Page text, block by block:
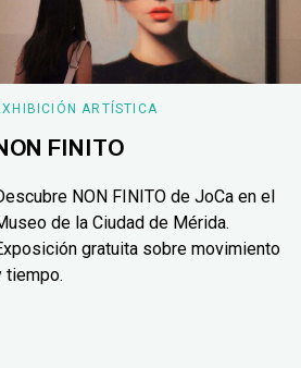
ARTÍSTICA
FINITO
NON FINITO de JoCa en el
de la Ciudad de Mérida.
gratuita sobre movimiento
tiempo.